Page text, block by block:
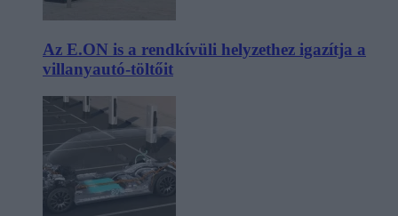
Az E.ON is a rendkívüli helyzethez igazítja a
villanyautó-töltőit